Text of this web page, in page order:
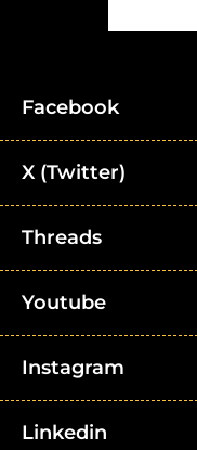
Facebook
X (Twitter)
Threads
Youtube
Instagram
Linkedin